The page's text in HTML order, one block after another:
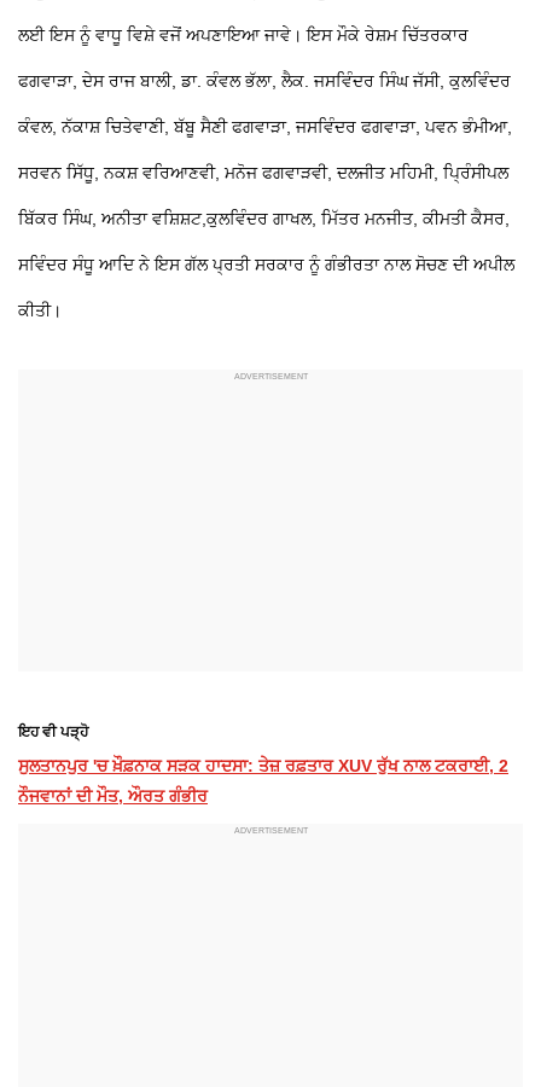
ਲਈ ਇਸ ਨੂੰ ਵਾਧੂ ਵਿਸ਼ੇ ਵਜੋਂ ਅਪਣਾਇਆ ਜਾਵੇ। ਇਸ ਮੌਕੇ ਰੇਸ਼ਮ ਚਿੱਤਰਕਾਰ
ਫਗਵਾੜਾ, ਦੇਸ ਰਾਜ ਬਾਲੀ, ਡਾ. ਕੰਵਲ ਭੱਲਾ, ਲੈਕ. ਜਸਵਿੰਦਰ ਸਿੰਘ ਜੱਸੀ, ਕੁਲਵਿੰਦਰ
ਕੰਵਲ, ਨੱਕਾਸ਼ ਚਿਤੇਵਾਣੀ, ਬੱਬੂ ਸੈਣੀ ਫਗਵਾੜਾ, ਜਸਵਿੰਦਰ ਫਗਵਾੜਾ, ਪਵਨ ਭੰਮੀਆ,
ਸਰਵਨ ਸਿੱਧੂ, ਨਕਸ਼ ਵਰਿਆਣਵੀ, ਮਨੋਜ ਫਗਵਾੜਵੀ, ਦਲਜੀਤ ਮਹਿਮੀ, ਪ੍ਰਿੰਸੀਪਲ
ਬਿੱਕਰ ਸਿੰਘ, ਅਨੀਤਾ ਵਸ਼ਿਸ਼ਟ,ਕੁਲਵਿੰਦਰ ਗਾਖਲ, ਮਿੱਤਰ ਮਨਜੀਤ, ਕੀਮਤੀ ਕੈਸਰ,
ਸਵਿੰਦਰ ਸੰਧੂ ਆਦਿ ਨੇ ਇਸ ਗੱਲ ਪ੍ਰਤੀ ਸਰਕਾਰ ਨੂੰ ਗੰਭੀਰਤਾ ਨਾਲ ਸੋਚਣ ਦੀ ਅਪੀਲ
ਕੀਤੀ।
ਇਹ ਵੀ ਪੜ੍ਹੋ
ਸੁਲਤਾਨਪੁਰ 'ਚ ਖ਼ੌਫ਼ਨਾਕ ਸੜਕ ਹਾਦਸਾ: ਤੇਜ਼ ਰਫ਼ਤਾਰ XUV ਰੁੱਖ ਨਾਲ ਟਕਰਾਈ, 2
ਨੌਜਵਾਨਾਂ ਦੀ ਮੌਤ, ਔਰਤ ਗੰਭੀਰ